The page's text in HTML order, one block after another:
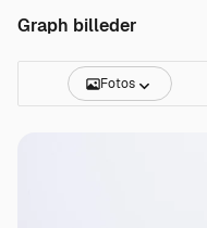
Graph billeder
Fotos